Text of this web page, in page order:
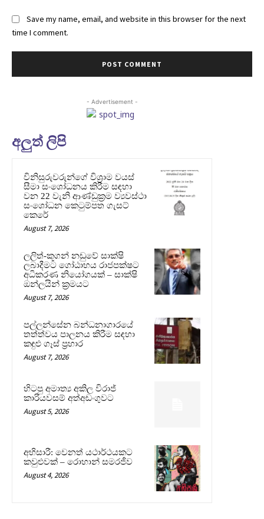
Save my name, email, and website in this browser for the next
time I comment.
- Advertisement -
අලුත් ලිපි
විනිසුරුවරුන්ගේ විශ්‍රාම වයස්
සීමා සංශෝධනය කිරීම සඳහා
වන 22 වැනි ආණ්ඩුක්‍රම ව්‍යවස්ථා
සංශෝධන කෙටුම්පත ගැසට්
කෙරේ
August 7, 2026
ලලිත්-කූගන් නඩුවේ සාක්ෂි
ලබාදීමට ගෝඨාභය රාජපක්ෂට
අධිකරණ නියෝගයක් – සාක්ෂි
ඔන්ලයින් ක්‍රමයට
August 7, 2026
පල්ලන්සේන බන්ධනාගාරයේ
තත්ත්වය පාලනය කිරීම සඳහා
කඳුළු ගෑස් ප්‍රහාර
August 7, 2026
හිටපු අමාත්‍ය අකිල විරාජ්
කාරියවසම් අත්අඩංගුවට
August 5, 2026
අභිසාරී: වෙනත් යථාර්ථයකට
කවුළුවක් – රොහාන් සමරජීව
August 4, 2026